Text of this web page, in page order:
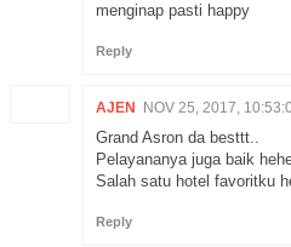
menginap pasti happy
Reply
AJEN NOV 25, 2017,
Grand Asron da besttt..
Pelayananya juga baik
Salah satu hotel favoritku
Reply